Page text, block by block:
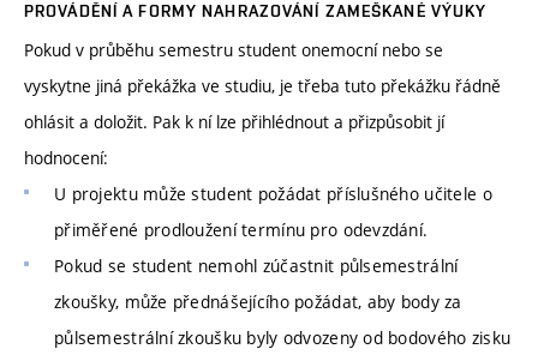
PROVÁDĚNÍ A FORMY NAHRAZOVÁNÍ ZAMEŠKANÉ VÝUKY
Pokud v průběhu semestru student onemocní nebo se
vyskytne jiná překážka ve studiu, je třeba tuto překážku řádně
ohlásit a doložit. Pak k ní lze přihlédnout a přizpůsobit jí
hodnocení:
U projektu může student požádat příslušného učitele o
přiměřené prodloužení termínu pro odevzdání.
Pokud se student nemohl zúčastnit půlsemestrální
zkoušky, může přednášejícího požádat, aby body za
půlsemestrální zkoušku byly odvozeny od bodového zisku